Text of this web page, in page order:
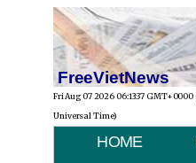
FreeVietNews
Fri Aug 07 2026 06:13:37
Universal Time)
HOME